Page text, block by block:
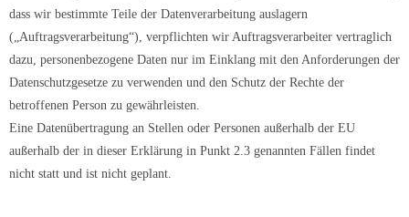
dass wir bestimmte Teile der Datenverarbeitung auslagern
(„Auftragsverarbeitung“), verpflichten wir Auftragsverarbeiter vertraglich
dazu, personenbezogene Daten nur im Einklang mit den Anforderungen der
Datenschutzgesetze zu verwenden und den Schutz der Rechte der
betroffenen Person zu gewährleisten.
Eine Datenübertragung an Stellen oder Personen außerhalb der EU
außerhalb der in dieser Erklärung in Punkt 2.3 genannten Fällen findet
nicht statt und ist nicht geplant.